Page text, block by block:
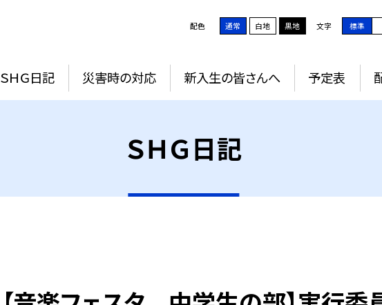
配色 通常 白地 黒地 文字 標準
ＳＨＧ日記 災害時の対応 新入生の皆さんへ 予定表
ＳＨＧ日記